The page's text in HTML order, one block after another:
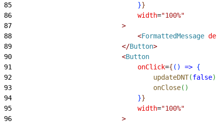
85
}}
86
                                width
="100%"
87
>
88
<FormattedMessage
89
</Button>
90
<Button
91
                                onClick
={ ( ) => {
92
                                    updateDNT
(false)
93
                                    onClose
( )
94
}}
95
                                width
="100%"
96
>